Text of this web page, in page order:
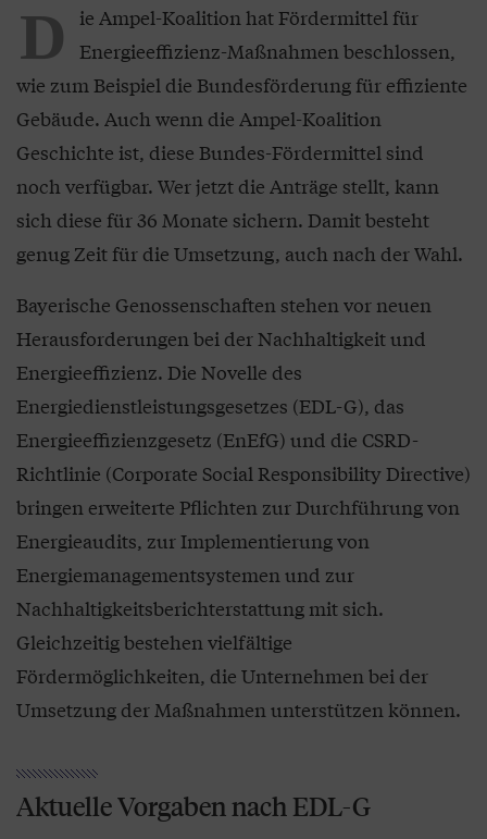
D
ie Ampel-Koalition hat Fördermittel für
Energieeffizienz-Maßnahmen beschlossen,
wie zum Beispiel die Bundesförderung für effiziente
Gebäude. Auch wenn die Ampel-Koalition
Geschichte ist, diese Bundes-Fördermittel sind
noch verfügbar. Wer jetzt die Anträge stellt, kann
sich diese für 36 Monate sichern. Damit besteht
genug Zeit für die Umsetzung, auch nach der Wahl.
Bayerische Genossenschaften stehen vor neuen
Herausforderungen bei der Nachhaltigkeit und
Energieeffizienz. Die Novelle des
Energiedienstleistungsgesetzes (EDL-G), das
Energieeffizienzgesetz (EnEfG) und die CSRD-
Richtlinie (Corporate Social Responsibility Directive)
bringen erweiterte Pflichten zur Durchführung von
Energieaudits, zur Implementierung von
Energiemanagementsystemen und zur
Nachhaltigkeitsberichterstattung mit sich.
Gleichzeitig bestehen vielfältige
Fördermöglichkeiten, die Unternehmen bei der
Umsetzung der Maßnahmen unterstützen können.
Aktuelle Vorgaben nach EDL-G